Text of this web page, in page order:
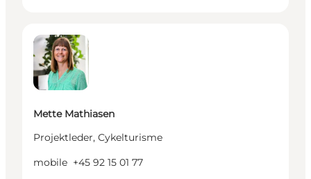
Mette Mathiasen
Projektleder, Cykelturisme
mobile +45 92 15 01 77